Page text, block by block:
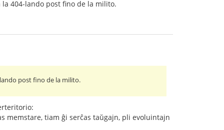
404-lando post fino de la milito.
post fino de la milito.
memstare, tiam ĝi serĉas taŭgajn, pli evoluintajn